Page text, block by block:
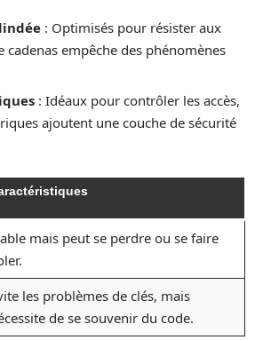
: Optimisés pour résister aux
cadenas empêche des phénomènes
: Idéaux pour contrôler les accès,
ajoutent une couche de sécurité
mais peut se perdre ou se faire
les problèmes de clés, mais
de se souvenir du code.